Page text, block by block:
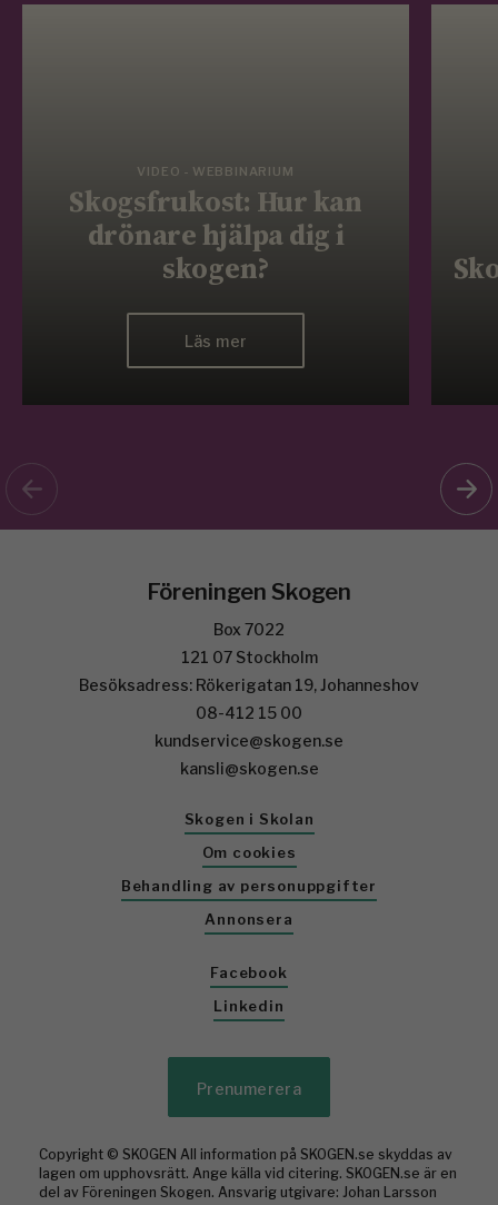
VIDEO - WEBBINARIUM
Skogsfrukost: Hur kan
drönare hjälpa dig i
skogen?
Läs mer
Föreningen Skogen
Box 7022
121 07 Stockholm
Besöksadress: Rökerigatan 19, Johanneshov
08-412 15 00
kundservice@skogen.se
kansli@skogen.se
Skogen i Skolan
Om cookies
Behandling av personuppgifter
Annonsera
Facebook
Linkedin
Prenumerera
Copyright © SKOGEN All information på SKOGEN.se skyddas av
lagen om upphovsrätt. Ange källa vid citering. SKOGEN.se är en
del av Föreningen Skogen. Ansvarig utgivare: Johan Larsson